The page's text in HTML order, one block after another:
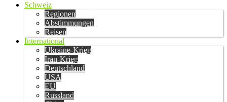
Schweiz
Regionen
Abstimmungen
Reisen
International
Ukraine-Krieg
Iran-Krieg
Deutschland
USA
EU
Russland